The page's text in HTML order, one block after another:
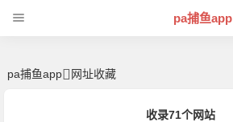
pa捕鱼app
pa捕鱼app 网址收藏
收录71个网站